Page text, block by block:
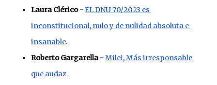
Laura Clérico -EL DNU 70/2023 es
inconstitucional, nulo y de nulidad absoluta e
insanable.
Roberto Gargarella - Milei, Más irresponsable
que audaz